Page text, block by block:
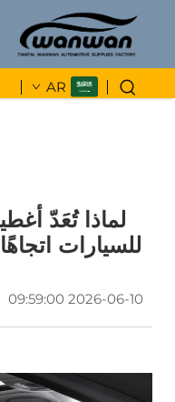
AR
لماذا تُعَدّ
للسيارات
2026-06-10 09:59:00